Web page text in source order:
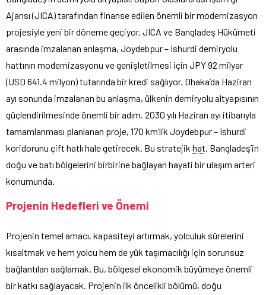
Ajansı (JICA) tarafından finanse edilen önemli bir modernizasyon
projesiyle yeni bir döneme geçiyor. JICA ve Bangladeş Hükümeti
arasında imzalanan anlaşma, Joydebpur – Ishurdi demiryolu
hattının modernizasyonu ve genişletilmesi için JPY 92 milyar
(USD 641.4 milyon) tutarında bir kredi sağlıyor. Dhaka’da Haziran
ayı sonunda imzalanan bu anlaşma, ülkenin demiryolu altyapısının
güçlendirilmesinde önemli bir adım. 2030 yılı Haziran ayı itibarıyla
tamamlanması planlanan proje, 170 km’lik Joydebpur – Ishurdi
koridorunu çift hatlı hale getirecek. Bu stratejik hat, Bangladeş’in
doğu ve batı bölgelerini birbirine bağlayan hayati bir ulaşım arteri
konumunda.
Projenin Hedefleri ve Önemi
Projenin temel amacı, kapasiteyi artırmak, yolculuk sürelerini
kısaltmak ve hem yolcu hem de yük taşımacılığı için sorunsuz
bağlantıları sağlamak. Bu, bölgesel ekonomik büyümeye önemli
bir katkı sağlayacak. Projenin ilk öncelikli bölümü, doğu